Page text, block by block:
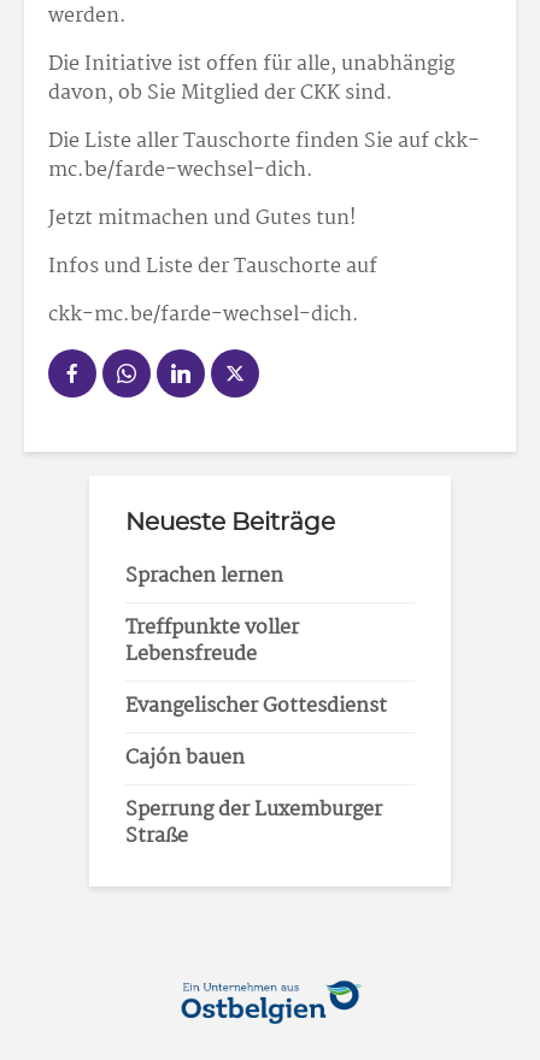
werden.
Die Initiative ist offen für alle, unabhängig
davon, ob Sie Mitglied der CKK sind.
Die Liste aller Tauschorte finden Sie auf ckk-
mc.be/farde-wechsel-dich.
Jetzt mitmachen und Gutes tun!
Infos und Liste der Tauschorte auf
ckk-mc.be/farde-wechsel-dich.
Neueste Beiträge
Sprachen lernen
Treffpunkte voller
Lebensfreude
Evangelischer Gottesdienst
Cajón bauen
Sperrung der Luxemburger
Straße